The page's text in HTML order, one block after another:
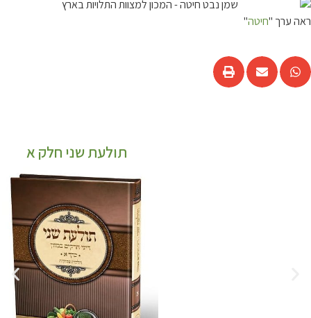
ראה ערך "חיטה"
תולעת שני חלק א